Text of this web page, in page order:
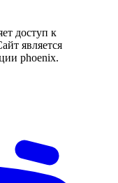
доступ к
является
phoenix.